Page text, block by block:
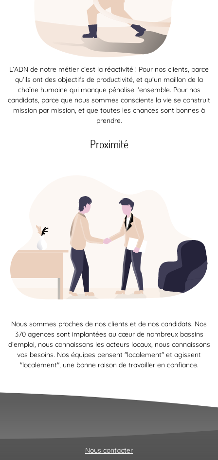
L’ADN de notre métier c’est la réactivité ! Pour nos clients, parce
qu’ils ont des objectifs de productivité, et qu’un maillon de la
chaîne humaine qui manque pénalise l’ensemble. Pour nos
candidats, parce que nous sommes conscients la vie se construit
mission par mission, et que toutes les chances sont bonnes à
prendre.
Proximité
Nous sommes proches de nos clients et de nos candidats. Nos
370 agences sont implantées au cœur de nombreux bassins
d’emploi, nous connaissons les acteurs locaux, nous connaissons
vos besoins. Nos équipes pensent "localement" et agissent
"localement", une bonne raison de travailler en confiance.
Nous contacter